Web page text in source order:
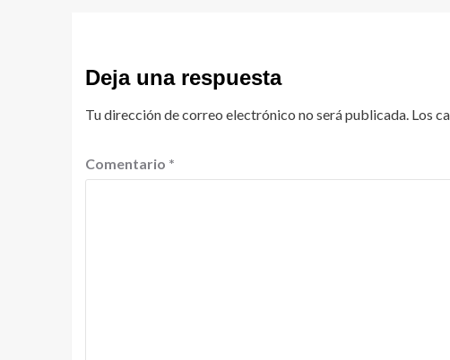
Deja una respuesta
Tu dirección de correo electrónico no será publicada. Los
Comentario *